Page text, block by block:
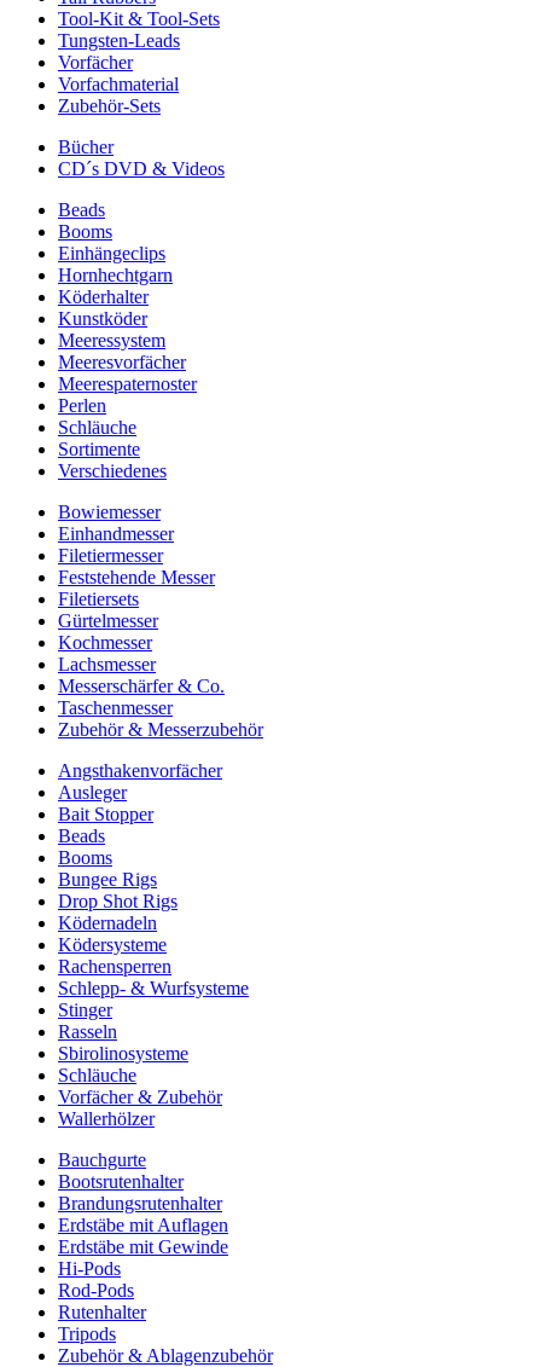
Tool-Kit & Tool-Sets
Tungsten-Leads
Vorfächer
Vorfachmaterial
Zubehör-Sets
Bücher
CD´s DVD & Videos
Beads
Booms
Einhängeclips
Hornhechtgarn
Köderhalter
Kunstköder
Meeressystem
Meeresvorfächer
Meerespaternoster
Perlen
Schläuche
Sortimente
Verschiedenes
Bowiemesser
Einhandmesser
Filetiermesser
Feststehende Messer
Filetiersets
Gürtelmesser
Kochmesser
Lachsmesser
Messerschärfer & Co.
Taschenmesser
Zubehör & Messerzubehör
Angsthakenvorfächer
Ausleger
Bait Stopper
Beads
Booms
Bungee Rigs
Drop Shot Rigs
Ködernadeln
Ködersysteme
Rachensperren
Schlepp- & Wurfsysteme
Stinger
Rasseln
Sbirolinosysteme
Schläuche
Vorfächer & Zubehör
Wallerhölzer
Bauchgurte
Bootsrutenhalter
Brandungsrutenhalter
Erdstäbe mit Auflagen
Erdstäbe mit Gewinde
Hi-Pods
Rod-Pods
Rutenhalter
Tripods
Zubehör & Ablagenzubehör